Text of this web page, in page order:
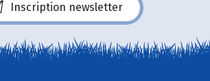
Inscription newsletter